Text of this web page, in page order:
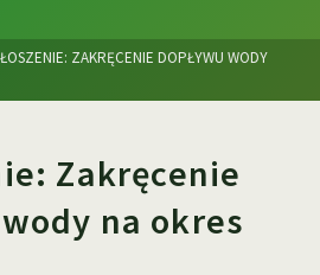
ZAKRĘCENIE DOPŁYWU WODY
Zakręcenie
na okres